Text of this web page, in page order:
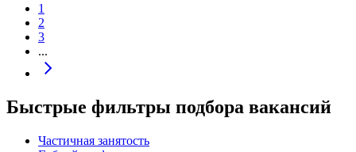
1
2
3
...
Быстрые фильтры подбора вакансий
Частичная занятость